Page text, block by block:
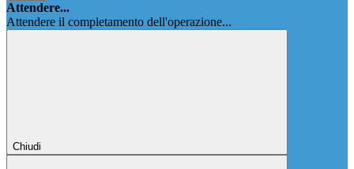
Attendere...
Attendere il completamento dell'operazione...
Chiudi